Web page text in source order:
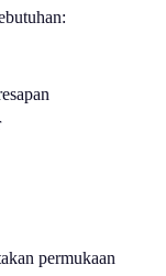
permukaan